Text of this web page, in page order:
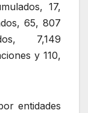
17,
65, 807
7,149
y 110,
entidades